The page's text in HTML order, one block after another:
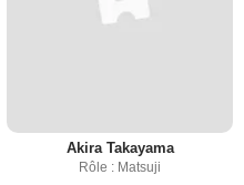
Akira Takayama
Rôle : Matsuji